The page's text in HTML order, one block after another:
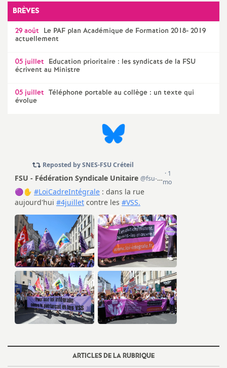
BRÈVES
29 août Le PAF plan Académique de Formation 2018- 2019
actuellement
05 juillet Education prioritaire : les syndicats de la FSU
écrivent au Ministre
05 juillet Téléphone portable au collège : un texte qui
évolue
ARTICLES DE LA RUBRIQUE